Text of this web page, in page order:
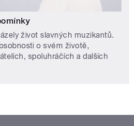
život slavných muzikantů.
o svém životě,
spoluhráčích a dalších